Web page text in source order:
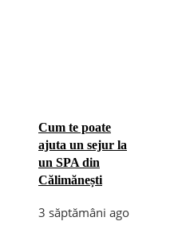
Cum te poate
ajuta un sejur la
un SPA din
Călimănești
3 săptămâni ago